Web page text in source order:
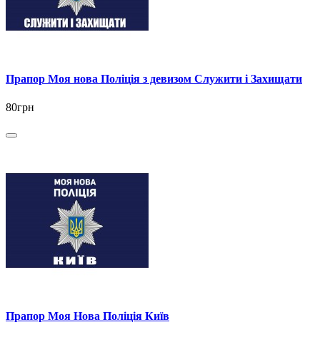
Прапор Моя нова Поліція з девизом Служити і Захищати
80грн
Прапор Моя Нова Поліція Київ